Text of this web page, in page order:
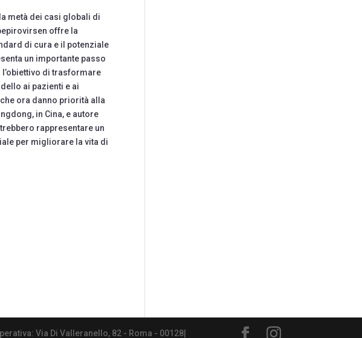
metà dei casi globali di
offre la
di cura e il potenziale
un importante passo
di trasformare
ai pazienti e ai
ora danno priorità alla
in Cina, e autore
rappresentare un
per migliorare la vita di
Via Di Valleranello, 82 - Roma - 00128|